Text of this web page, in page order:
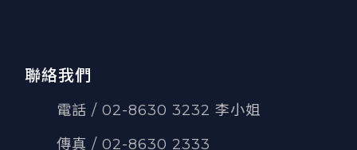
聯絡我們
電話 / 02-8630 3232 李小姐
傳真 / 02-8630 2333